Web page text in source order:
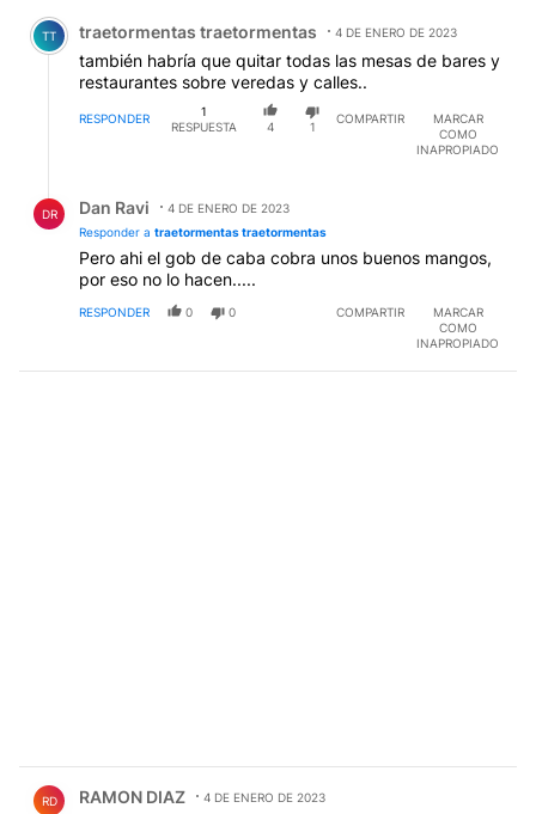
Comentario de traetormentas traetormentas.
TT traetormentas traetormentas 4 DE ENERO DE 2023
también habría que quitar todas las mesas de bares y
restaurantes sobre veredas y calles..
RESPONDER
1
RESPUESTA
4 1
COMPARTIR
MARCAR
COMO
INAPROPIADO
DR Dan Ravi
4 DE ENERO DE 2023
Responder a traetormentas traetormentas
Pero ahi el gob de caba cobra unos buenos mangos,
por eso no lo hacen.....
RESPONDER 0 0 COMPARTIR
MARCAR
COMO
INAPROPIADO
RD RAMON DIAZ 4 DE ENERO DE 2023